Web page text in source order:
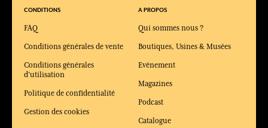
CONDITIONS
FAQ
Conditions générales de vente
Conditions générales
d'utilisation
Politique de confidentialité
Gestion des cookies
A PROPOS
Qui sommes nous ?
Boutiques, Usines & Musées
Evénement
Magazines
Podcast
Catalogue